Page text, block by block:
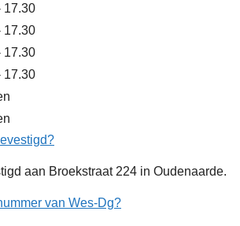
17.30
17.30
17.30
17.30
aan Broekstraat 224 in Oudenaarde.
van Wes-Dg?